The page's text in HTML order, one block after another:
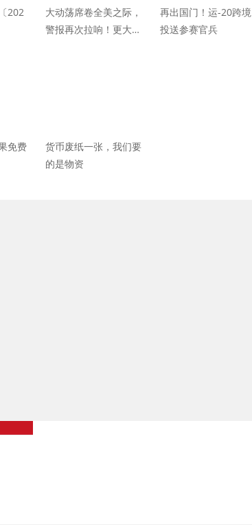
202
大动荡席卷全美之际，
警报再次拉响！更大的
再出国门！运-20跨境
投送参赛官兵
免费
货币废纸一张，我们要
的是物资